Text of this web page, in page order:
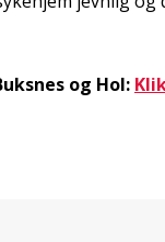
og Hol: